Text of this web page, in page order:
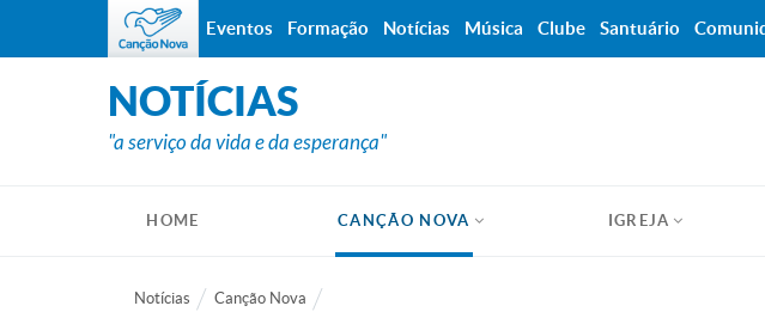
NOTÍCIAS
"a serviço da vida e da esperança"
HOME CANÇÃO NOVA IGREJA
Notícias Canção Nova
Eventos Formação Notícias Música Clube Santuário